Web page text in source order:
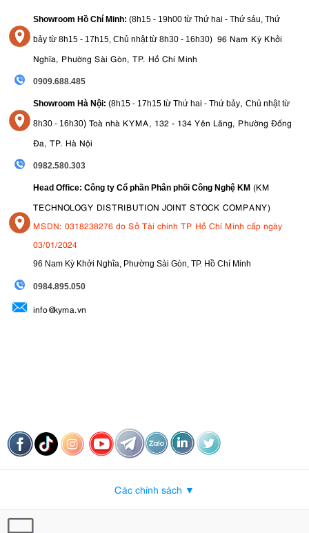
Showroom Hồ Chí Minh: (8h15 - 19h00 từ Thứ hai - Thứ sáu, Thứ
bảy từ 8h15 - 17h15, Chủ nhật từ 8h30 - 16h30) 96 Nam Kỳ Khởi
Nghĩa, Phường Sài Gòn, TP. Hồ Chí Minh
0909.688.485
Showroom Hà Nội: (8h15 - 17h15 từ Thứ hai - Thứ bảy, Chủ nhật từ
8h30 - 16h30) Toà nhà KYMA, 132 - 134 Yên Lãng, Phường Đống
Đa, TP. Hà Nội
0982.580.303
Head Office: Công ty Cổ phần Phân phối Công Nghệ KM (KM
TECHNOLOGY DISTRIBUTION JOINT STOCK COMPANY)
MSDN: 0318238276 do Sở Tài chính TP Hồ Chí Minh cấp ngày
03/01/2024
96 Nam Kỳ Khởi Nghĩa, Phường Sài Gòn, TP. Hồ Chí Minh
0984.895.050
info@kyma.vn
Các chính sách ▼